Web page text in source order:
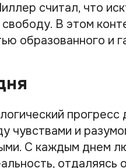
считал, что
В этом
образованного и
прогресс
чувствами и
С каждым днем
отдаляясь